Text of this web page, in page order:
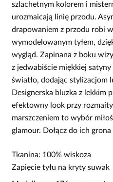
szlachetnym kolorem i
urozmaicają linię przodu.
drapowaniem z przodu robi
wymodelowanym tyłem,
wygląd. Zapinana z boku
z jedwabiście miękkiej
światło, dodając stylizacjom
Designerska bluzka z lekkim
efektowny look przy
marszczeniem to wybór
glamour. Dołącz do ich
Tkanina: 100% wiskoza
Zapięcie tyłu na kryty suwak